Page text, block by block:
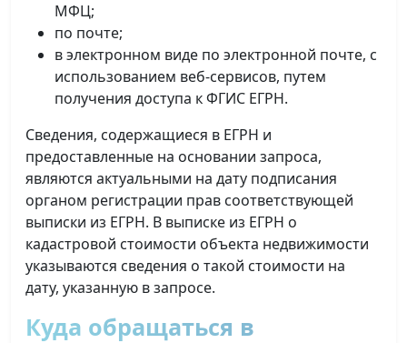
МФЦ;
по почте;
в электронном виде по электронной почте, с
использованием веб-сервисов, путем
получения доступа к ФГИС ЕГРН.
Сведения, содержащиеся в ЕГРН и
предоставленные на основании запроса,
являются актуальными на дату подписания
органом регистрации прав соответствующей
выписки из ЕГРН. В выписке из ЕГРН о
кадастровой стоимости объекта недвижимости
указываются сведения о такой стоимости на
дату, указанную в запросе.
Куда обращаться в